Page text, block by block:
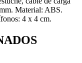
Material: ABS.
4 x 4 cm.